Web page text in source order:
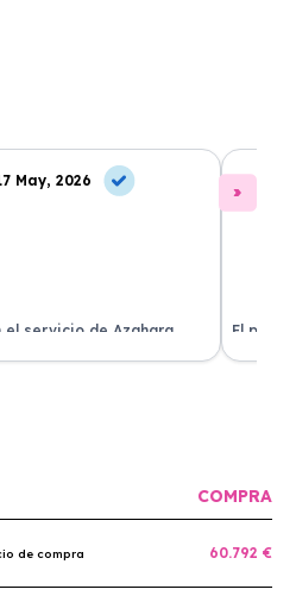
May, 2026
el servicio de Azahara
perfectas condiciones y el
El
llegó
COMPRA
de compra 60.792 €